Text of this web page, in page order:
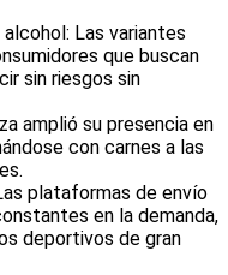
Las variantes
que buscan
sin riesgos sin
amplió su presencia en
con carnes a las
plataformas de envío
en la demanda,
deportivos de gran